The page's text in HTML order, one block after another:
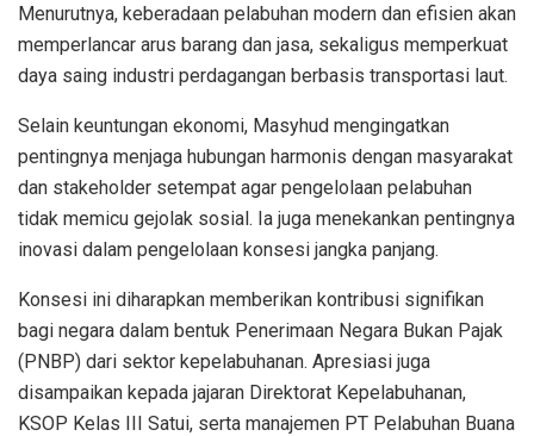
Menurutnya, keberadaan pelabuhan modern dan efisien akan
memperlancar arus barang dan jasa, sekaligus memperkuat
daya saing industri perdagangan berbasis transportasi laut.
Selain keuntungan ekonomi, Masyhud mengingatkan
pentingnya menjaga hubungan harmonis dengan masyarakat
dan stakeholder setempat agar pengelolaan pelabuhan
tidak memicu gejolak sosial. Ia juga menekankan pentingnya
inovasi dalam pengelolaan konsesi jangka panjang.
Konsesi ini diharapkan memberikan kontribusi signifikan
bagi negara dalam bentuk Penerimaan Negara Bukan Pajak
(PNBP) dari sektor kepelabuhanan. Apresiasi juga
disampaikan kepada jajaran Direktorat Kepelabuhanan,
KSOP Kelas III Satui, serta manajemen PT Pelabuhan Buana